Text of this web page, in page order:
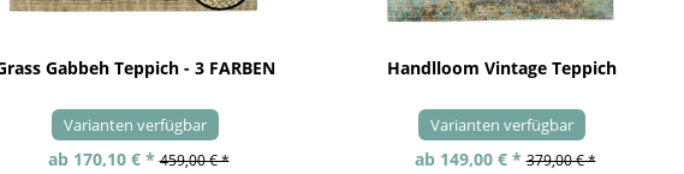
Gabbeh Teppich - 3 FARBEN
Varianten verfügbar
ab 170,10 € * 459,00 € *
Handlloom Vintage Teppich
Varianten verfügbar
ab 149,00 € * 379,00 € *